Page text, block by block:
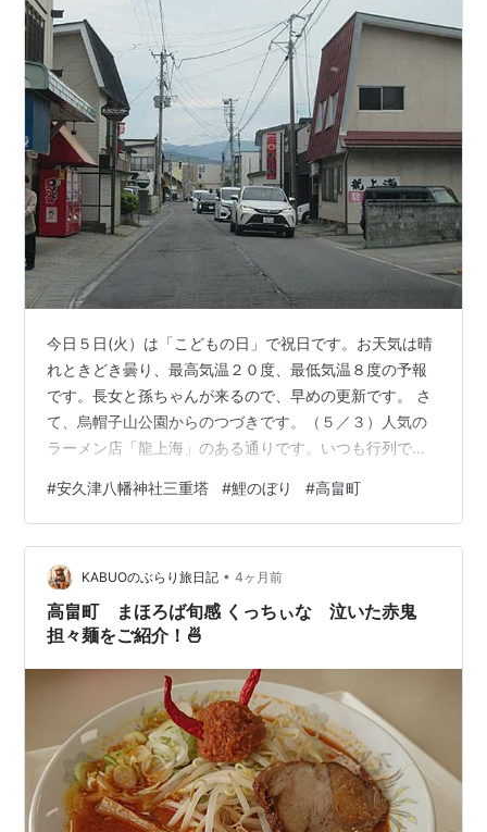
今日５日(火）は「こどもの日」で祝日です。お天気は晴
れときどき曇り、最高気温２０度、最低気温８度の予報
です。長女と孫ちゃんが来るので、早めの更新です。 さ
て、烏帽子山公園からのつづきです。（５／３）人気の
ラーメン店「龍上海」のある通りです。いつも行列です
かったのは高畠町 ​安久津八幡神社の三重塔です。
yamagatakanko.com 菜の花は終わっていて、種になっ
ていました。鯉のぼりは勢いよくそよいでいました。桜
は実がなっていました。またまた神社には行かず、次へ
向かいました。
#安久津八幡神社三重塔 #鯉のぼり #高畠町
KABUOのぶらり旅日記 • 4ヶ月前
高畠町 まほろば旬感 くっちぃな 泣いた赤鬼
担々麺をご紹介！🍜